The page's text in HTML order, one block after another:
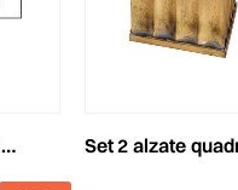
set 2 alzate quadrate